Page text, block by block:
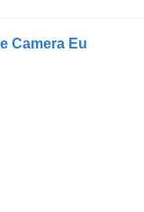
Camera Eu